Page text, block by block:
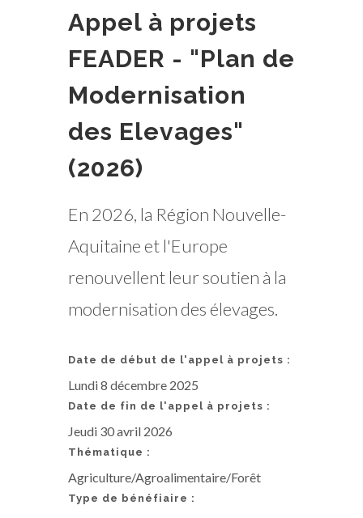
Appel à projets
FEADER - "Plan de
Modernisation
des Elevages"
(2026)
En 2026, la Région Nouvelle-
Aquitaine et l'Europe
renouvellent leur soutien à la
modernisation des élevages.
Date de début de l'appel à projets :
Lundi 8 décembre 2025
Date de fin de l'appel à projets :
Jeudi 30 avril 2026
Thématique :
Agriculture/Agroalimentaire/Forêt
Type de bénéfiaire :